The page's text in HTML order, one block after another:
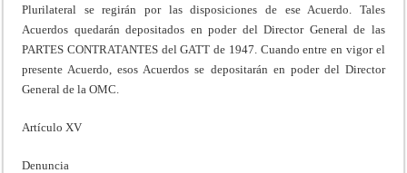
Plurilateral se regirán por las disposiciones de ese Acuerdo. Tales
Acuerdos quedarán depositados en poder del Director General de las
PARTES CONTRATANTES del GATT de 1947. Cuando entre en vigor el
presente Acuerdo, esos Acuerdos se depositarán en poder del Director
General de la OMC.
Artículo XV
Denuncia